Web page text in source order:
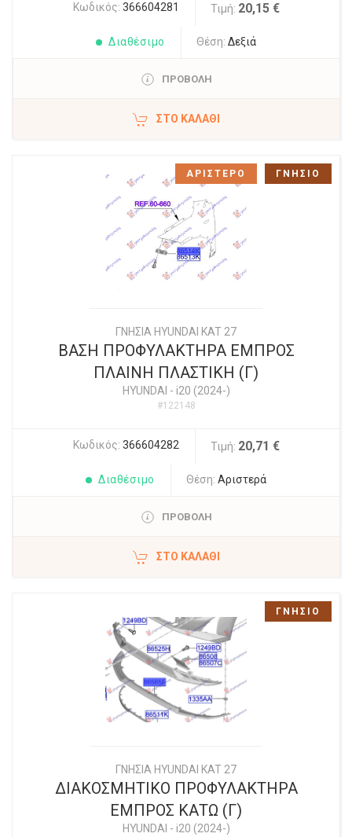
Κωδικός: 366604281 Τιμή: 20,15 €
Διαθέσιμο Θέση: Δεξιά
ΠΡΟΒΟΛΗ
ΣΤΟ ΚΑΛΆΘΙ
ΓΝΗΣΙΑ HYUNDAI KAT 27
ΒΑΣΗ ΠΡΟΦΥΛΑΚΤΗΡΑ ΕΜΠΡΟΣ
ΠΛΑΙΝΗ ΠΛΑΣΤΙΚΗ (Γ)
HYUNDAI - i20 (2024-)
#122148
Κωδικός: 366604282 Τιμή: 20,71 €
Διαθέσιμο Θέση: Αριστερά
ΠΡΟΒΟΛΗ
ΣΤΟ ΚΑΛΆΘΙ
ΑΡΙΣΤΕΡΟ ΓΝΗΣΙΟ
ΓΝΗΣΙΑ HYUNDAI KAT 27
ΔΙΑΚΟΣΜΗΤΙΚΟ ΠΡΟΦΥΛΑΚΤΗΡΑ
ΕΜΠΡΟΣ ΚΑΤΩ (Γ)
HYUNDAI - i20 (2024-)
ΓΝΗΣΙΟ